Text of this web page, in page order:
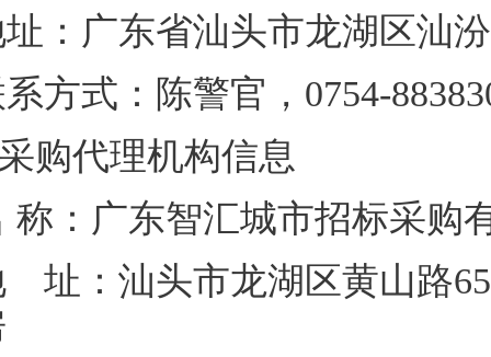
址：广东省汕头市
系方式：陈警官，
购代理机构信息
称：广东智汇
址：汕头市龙湖区黄山路65